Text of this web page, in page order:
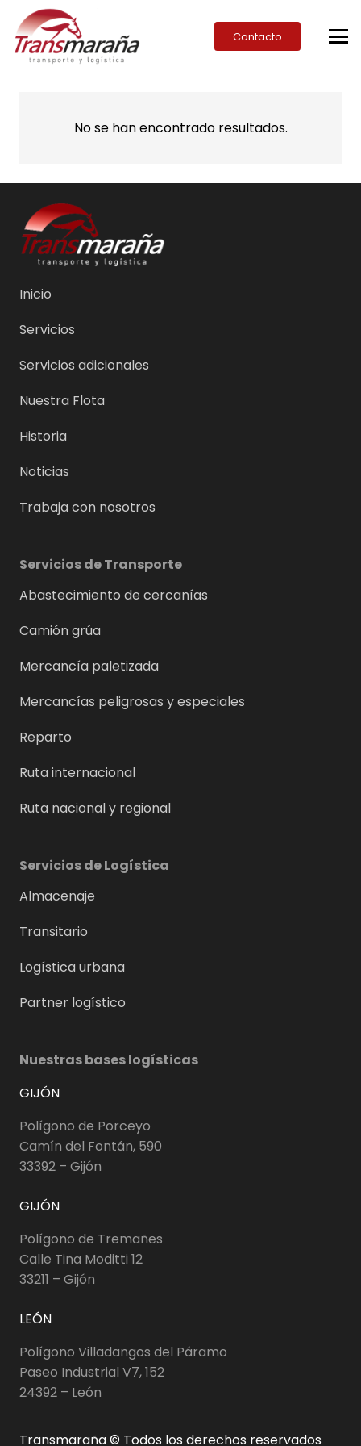
Contacto
No se han encontrado resultados.
Inicio
Servicios
Servicios adicionales
Nuestra Flota
Historia
Noticias
Trabaja con nosotros
Servicios de Transporte
Abastecimiento de cercanías
Camión grúa
Mercancía paletizada
Mercancías peligrosas y especiales
Reparto
Ruta internacional
Ruta nacional y regional
Servicios de Logística
Almacenaje
Transitario
Logística urbana
Partner logístico
Nuestras bases logísticas
GIJÓN
Polígono de Porceyo
Camín del Fontán, 590
33392 – Gijón
GIJÓN
Polígono de Tremañes
Calle Tina Moditti 12
33211 – Gijón
LEÓN
Polígono Villadangos del Páramo
Paseo Industrial V7, 152
24392 – León
Transmaraña © Todos los derechos reservados